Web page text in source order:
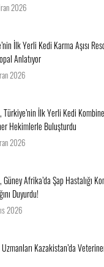
2026
İlk Yerli Kedi Karma Aşısı
Anlatıyor
2026
Türkiye’nin İlk Yerli Kedi Kombine
Hekimlerle Buluşturdu
2026
Afrika’da Şap Hastalığı
Duyurdu!
2026
Kazakistan’da